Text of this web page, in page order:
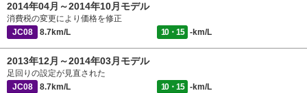
2014年04月～2014年10月モデル
消費税の変更により価格を修正
JC08
8.7km/L 10・15 -km/L
2013年12月～2014年03月モデル
足回りの設定が見直された
JC08
8.7km/L 10・15 -km/L